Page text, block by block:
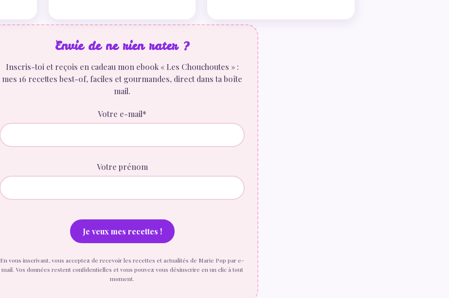
Envie de ne rien rater ?
Inscris-toi et reçois en cadeau mon ebook « Les Chouchoutes » :
mes 16 recettes best-of, faciles et gourmandes, direct dans ta boîte
mail.
Votre e-mail*
Votre prénom
En vous inscrivant, vous acceptez de recevoir les recettes et actualités de Marie Pop par e-
mail. Vos données restent confidentielles et vous pouvez vous désinscrire en un clic à tout
moment.